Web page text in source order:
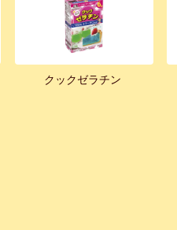
クックゼラチン